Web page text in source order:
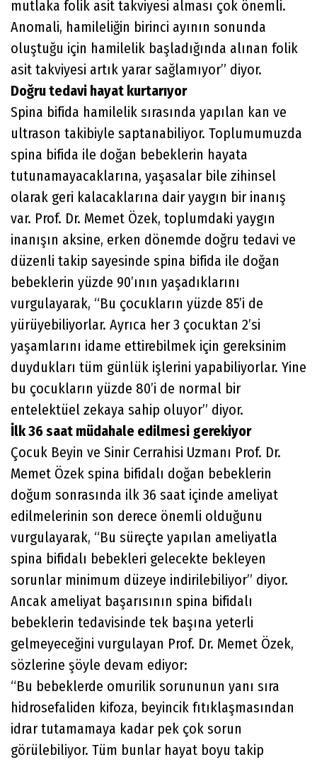
mutlaka folik asit takviyesi alması çok önemli.
Anomali, hamileliğin birinci ayının sonunda
oluştuğu için hamilelik başladığında alınan folik
asit takviyesi artık yarar sağlamıyor” diyor.
Doğru tedavi hayat kurtarıyor
Spina bifida hamilelik sırasında yapılan kan ve
ultrason takibiyle saptanabiliyor. Toplumumuzda
spina bifida ile doğan bebeklerin hayata
tutunamayacaklarına, yaşasalar bile zihinsel
olarak geri kalacaklarına dair yaygın bir inanış
var. Prof. Dr. Memet Özek, toplumdaki yaygın
inanışın aksine, erken dönemde doğru tedavi ve
düzenli takip sayesinde spina bifida ile doğan
bebeklerin yüzde 90’ının yaşadıklarını
vurgulayarak, “Bu çocukların yüzde 85’i de
yürüyebiliyorlar. Ayrıca her 3 çocuktan 2’si
yaşamlarını idame ettirebilmek için gereksinim
duydukları tüm günlük işlerini yapabiliyorlar. Yine
bu çocukların yüzde 80’i de normal bir
entelektüel zekaya sahip oluyor” diyor.
İlk 36 saat müdahale edilmesi gerekiyor
Çocuk Beyin ve Sinir Cerrahisi Uzmanı Prof. Dr.
Memet Özek spina bifidalı doğan bebeklerin
doğum sonrasında ilk 36 saat içinde ameliyat
edilmelerinin son derece önemli olduğunu
vurgulayarak, “Bu süreçte yapılan ameliyatla
spina bifidalı bebekleri gelecekte bekleyen
sorunlar minimum düzeye indirilebiliyor” diyor.
Ancak ameliyat başarısının spina bifidalı
bebeklerin tedavisinde tek başına yeterli
gelmeyeceğini vurgulayan Prof. Dr. Memet Özek,
sözlerine şöyle devam ediyor:
“Bu bebeklerde omurilik sorununun yanı sıra
hidrosefaliden kifoza, beyincik fıtıklaşmasından
idrar tutamamaya kadar pek çok sorun
görülebiliyor. Tüm bunlar hayat boyu takip